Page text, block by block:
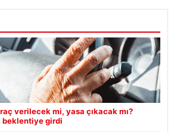
verilecek mi, yasa çıkacak mı?
girdi